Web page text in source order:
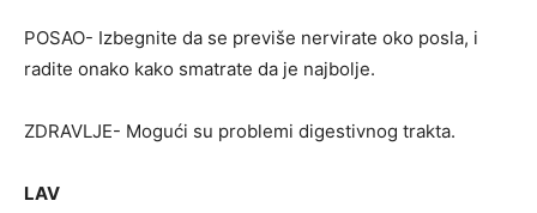
POSAO- Izbegnite da se previše nervirate oko posla, i
radite onako kako smatrate da je najbolje.
ZDRAVLJE- Mogući su problemi digestivnog trakta.
LAV